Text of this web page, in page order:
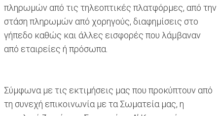
πληρωμών από τις τηλεοπτικές πλατφόρμες, από την
στάση πληρωμών από χορηγούς, διαφημίσεις στο
γήπεδο καθώς και άλλες εισφορές που λάμβαναν
από εταιρείες ή πρόσωπα.
Σύμφωνα με τις εκτιμήσεις μας που προκύπτουν από
τη συνεχή επικοινωνία με τα Σωματεία μας, η